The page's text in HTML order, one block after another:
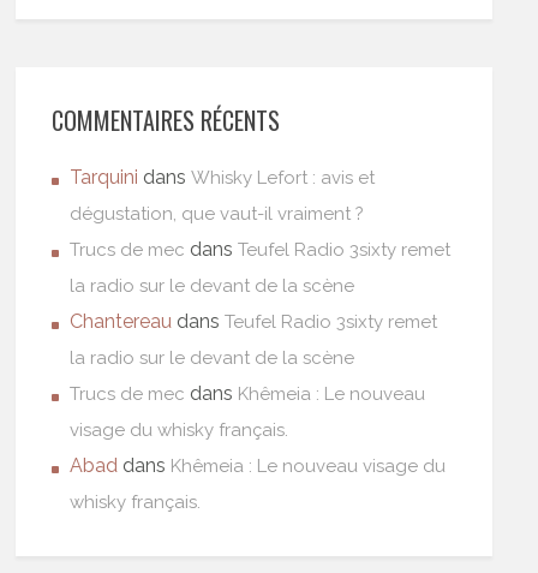
COMMENTAIRES RÉCENTS
Tarquini dansWhisky Lefort : avis et
dégustation, que vaut-il vraiment ?
Trucs de mec dansTeufel Radio 3sixty remet
la radio sur le devant de la scène
Chantereau dansTeufel Radio 3sixty remet
la radio sur le devant de la scène
Trucs de mec dans Khêmeia : Le nouveau
visage du whisky français.
Abad dans Khêmeia : Le nouveau visage du
whisky français.